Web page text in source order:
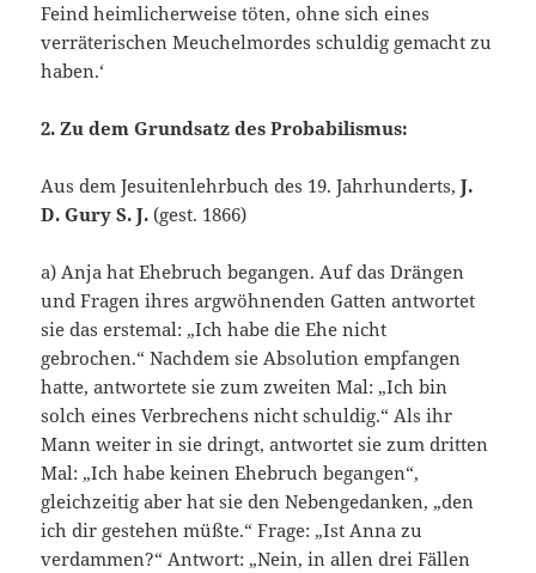
Feind heimlicherweise töten, ohne sich eines
verräterischen Meuchelmordes schuldig gemacht zu
haben.‘
2. Zu dem Grundsatz des Probabilismus:
Aus dem Jesuitenlehrbuch des 19. Jahrhunderts,J.
D. Gury S. J. (gest. 1866)
a) Anja hat Ehebruch begangen. Auf das Drängen
und Fragen ihres argwöhnenden Gatten antwortet
sie das erstemal: „Ich habe die Ehe nicht
gebrochen.“ Nachdem sie Absolution empfangen
hatte, antwortete sie zum zweiten Mal: „Ich bin
solch eines Verbrechens nicht schuldig.“ Als ihr
Mann weiter in sie dringt, antwortet sie zum dritten
Mal: „Ich habe keinen Ehebruch begangen“,
gleichzeitig aber hat sie den Nebengedanken, „den
ich dir gestehen müßte.“ Frage: „Ist Anna zu
verdammen?“ Antwort: „Nein, in allen drei Fällen